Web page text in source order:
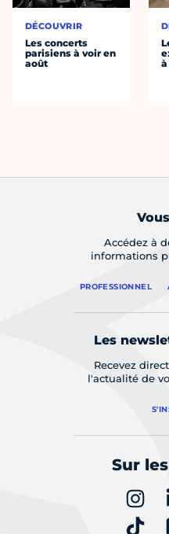
DÉCOUVRIR
Les concerts
parisiens à voir en
août
Accédez à
informations
PROFESSIONNEL
Les
Recevez
l'actualité de
Sur